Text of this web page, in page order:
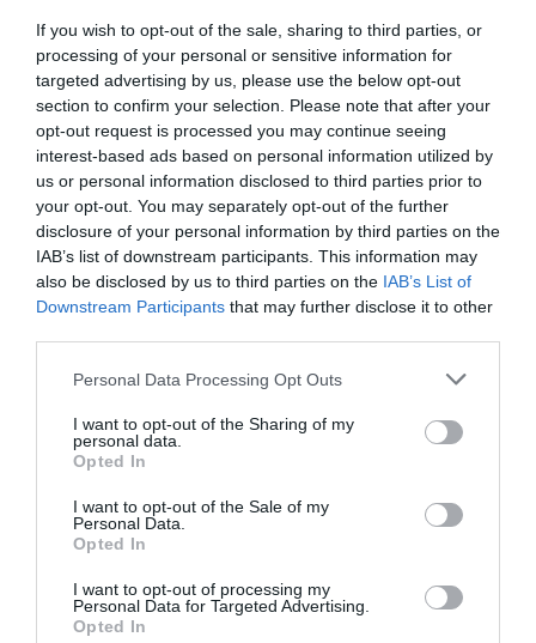
If you wish to opt-out of the sale, sharing to third parties, or
processing of your personal or sensitive information for
targeted advertising by us, please use the below opt-out
section to confirm your selection. Please note that after your
opt-out request is processed you may continue seeing
interest-based ads based on personal information utilized by
us or personal information disclosed to third parties prior to
your opt-out. You may separately opt-out of the further
disclosure of your personal information by third parties on the
IAB’s list of downstream participants. This information may
also be disclosed by us to third parties on the IAB’s List of
Downstream Participants that may further disclose it to other
Personal Data Processing Opt Outs
I want to opt-out of the Sharing of my
personal data.
Opted In
I want to opt-out of the Sale of my
Personal Data.
Opted In
I want to opt-out of processing my
Personal Data for Targeted Advertising.
Opted In
Il Loggiato Dei Serviti
11.18 kmdu centre
Très bien 8.4/10
PRIX
Albergo Da Angela
11.22 kmdu centre
Locanda dei Mai Intees
Fabuleux 9.2
Hotel Metropole Suisse Au Lac